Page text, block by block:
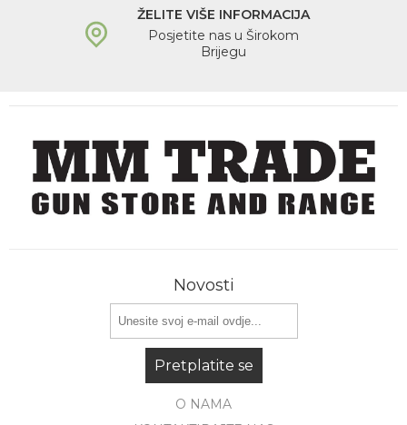
ŽELITE VIŠE INFORMACIJA
Posjetite nas u Širokom
Brijegu
Novosti
Pretplatite se
O NAMA